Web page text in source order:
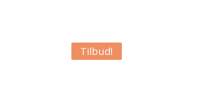
Tilbud!